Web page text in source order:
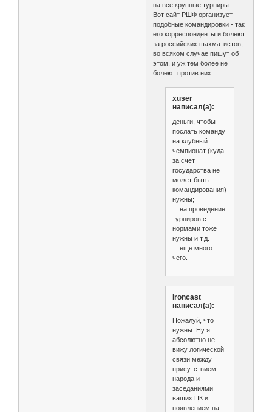
на все крупные турниры.
Вот сайт РШФ организует
подобные командировки - так
его корреспонденты и болеют
за российских шахматистов,
во всяком случае пишут об
этом, и уж тем более не
болеют против них.
xuser
написал(а):
деньги, чтобы
послать команду
на клубный
чемпионат (куда
за счет
государства не
может быть
командирования)
нужны;
на проведение
турниров с
нормами тоже
нужны и т.д.
еще много
чего.
Ironcast
написал(а):
Пожалуй, что
нужны. Ну я
абсолютно не
вижу логической
связи между
присутствием
народа и
заседаниями
ваших ЦК и
появлением на